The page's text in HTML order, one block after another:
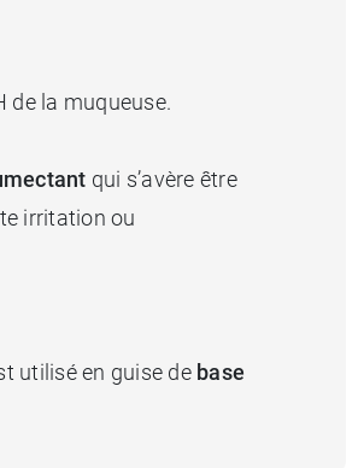
de la muqueuse.
qui s’avère être
irritation ou
utilisé en guise de base